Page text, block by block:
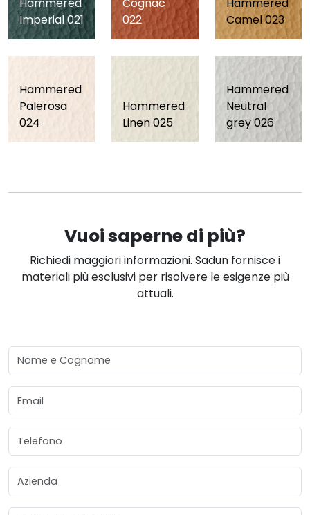
Imperial 021
022
Camel 023
Hammered
Palerosa
024
Hammered
Linen 025
Hammered
Neutral
grey 026
Vuoi saperne di più?
Richiedi maggiori informazioni. Sadun fornisce i
materiali più esclusivi per risolvere le esigenze più
attuali.
Nome e Cognome
Email
Telefono
Azienda